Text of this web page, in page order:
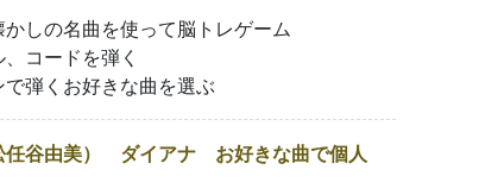
しの名曲を使って脳トレゲーム
コードを弾く
弾くお好きな曲を選ぶ
任谷由美） ダイアナ お好きな曲で個人